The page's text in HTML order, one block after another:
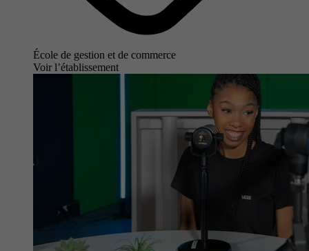
École de gestion et de commerce
Voir l’établissement